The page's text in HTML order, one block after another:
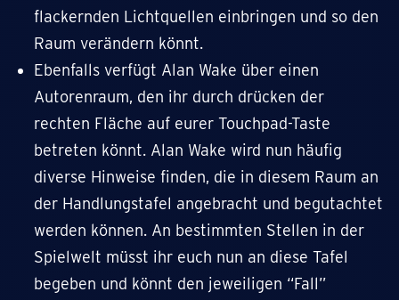
flackernden Lichtquellen einbringen und so den
Raum verändern könnt.
Ebenfalls verfügt Alan Wake über einen
Autorenraum, den ihr durch drücken der
rechten Fläche auf eurer Touchpad-Taste
betreten könnt. Alan Wake wird nun häufig
diverse Hinweise finden, die in diesem Raum an
der Handlungstafel angebracht und begutachtet
werden können. An bestimmten Stellen in der
Spielwelt müsst ihr euch nun an diese Tafel
begeben und könnt den jeweiligen “Fall”